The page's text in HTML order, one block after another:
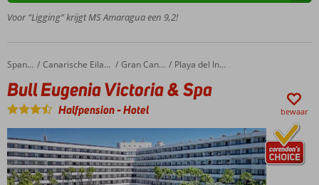
carterestaurant
met
over zee
Op
loopafstand
van hartje
Carihuela
Halfpension
ook
mogelijk
Voor “Ligging” krijgt MS Amaragua een 9,2!
Home Spanje Canarische Eilanden Gran Canaria Playa del Ingles
Bull Eugenia Victoria & Spa
Bull Eugenia Victoria & Spa
Halfpension-Hotel bewaar